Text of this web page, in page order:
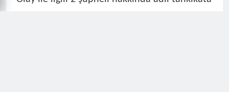
Yapılan aramada 82 bin 800 adet boş